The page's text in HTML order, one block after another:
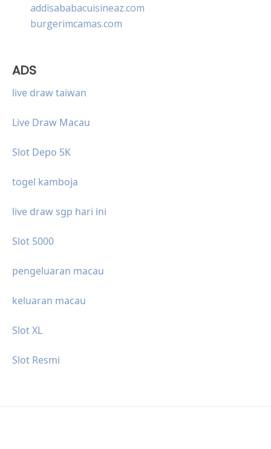
addisababacuisineaz.com
burgerimcamas.com
ADS
live draw taiwan
Live Draw Macau
Slot Depo 5K
togel kamboja
live draw sgp hari ini
Slot 5000
pengeluaran macau
keluaran macau
Slot XL
Slot Resmi